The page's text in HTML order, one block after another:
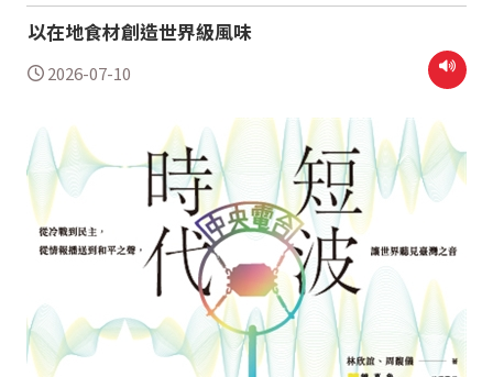
以在地食材創造世界級風味
2026-07-10